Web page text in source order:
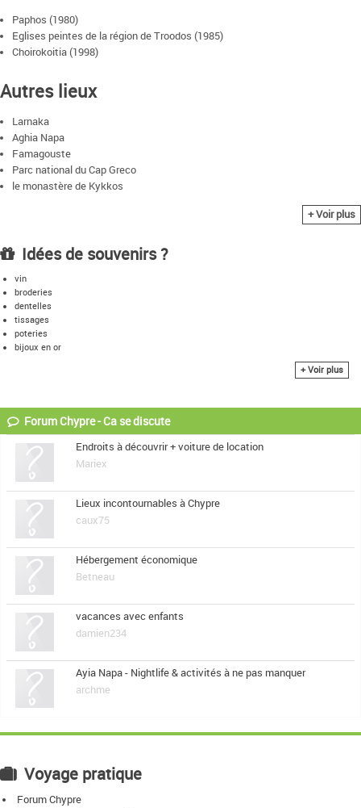
Paphos (1980)
Eglises peintes de la région de Troodos (1985)
Choirokoitia (1998)
Autres lieux
Larnaka
Aghia Napa
Famagouste
Parc national du Cap Greco
le monastère de Kykkos
+ Voir plus
Idées de souvenirs ?
vin
broderies
dentelles
tissages
poteries
bijoux en or
+ Voir plus
Forum Chypre - Ca se discute
Endroits à découvrir + voiture de location
Mariex
Lieux incontournables à Chypre
caux75
Hébergement économique
Betneau
vacances avec enfants
damien234
Ayia Napa - Nightlife & activités à ne pas manquer
archme
Voyage pratique
Forum Chypre